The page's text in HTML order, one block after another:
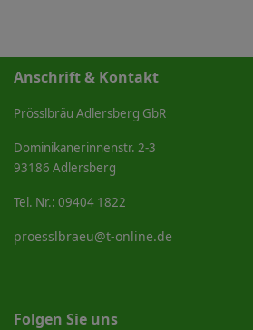
Anschrift & Kontakt
Prösslbräu Adlersberg GbR
Dominikanerinnenstr. 2-3
93186 Adlersberg
Tel. Nr.: 09404 1822
proesslbraeu@t-online.de
Folgen Sie uns